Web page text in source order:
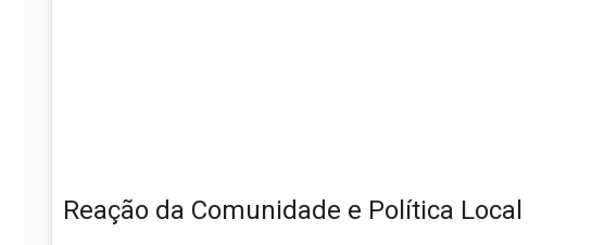
Reação da Comunidade e Política Local